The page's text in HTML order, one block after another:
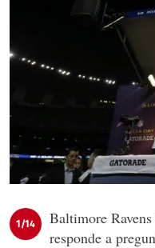
1/14
Baltimore
responde a